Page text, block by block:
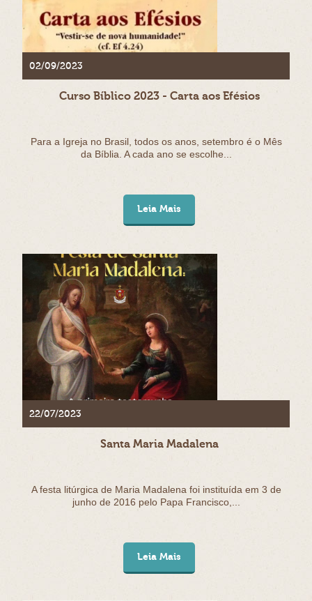
02/09/2023
Curso Bíblico 2023 - Carta aos Efésios
Para a Igreja no Brasil, todos os anos, setembro é o Mês
da Bíblia. A cada ano se escolhe...
Leia Mais
22/07/2023
Santa Maria Madalena
A festa litúrgica de Maria Madalena foi instituída em 3 de
junho de 2016 pelo Papa Francisco,...
Leia Mais